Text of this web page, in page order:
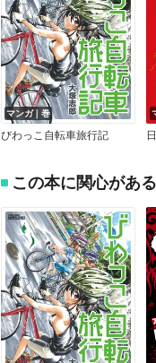
マンガ｜巻
びわっこ自転車旅行記
この本に関心があ